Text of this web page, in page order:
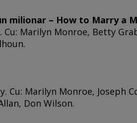
milionar – How to Marry a
Cu: Marilyn Monroe, Betty
Cu: Marilyn Monroe, Joseph
Don Wilson.